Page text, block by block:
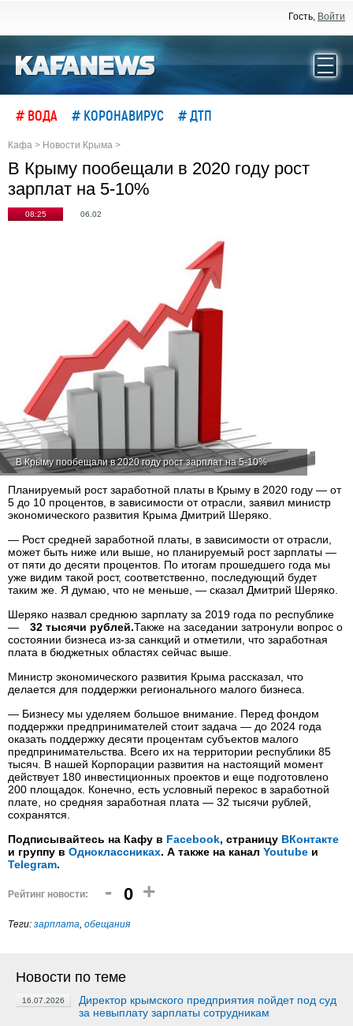
Гость, Войти
# ВОДА # КОРОНАВИРУС # ДТП
Кафа > Новости Крыма >
В Крыму пообещали в 2020 году рост
зарплат на 5-10%
08:25 06.02
В Крыму пообещали в 2020 году рост зарплат на 5-10%
Планируемый рост заработной платы в Крыму в 2020 году — от
5 до 10 процентов, в зависимости от отрасли, заявил министр
экономического развития Крыма Дмитрий Шеряко.
— Рост средней заработной платы, в зависимости от отрасли,
может быть ниже или выше, но планируемый рост зарплаты —
от пяти до десяти процентов. По итогам прошедшего года мы
уже видим такой рост, соответственно, последующий будет
таким же. Я думаю, что не меньше, — сказал Дмитрий Шеряко.
Шеряко назвал среднюю зарплату за 2019 года по республике
—
32 тысячи рублей.Также на заседании затронули вопрос о
состоянии бизнеса из-за санкций и отметили, что заработная
плата в бюджетных областях сейчас выше.
Министр экономического развития Крыма рассказал, что
делается для поддержки регионального малого бизнеса.
— Бизнесу мы уделяем большое внимание. Перед фондом
поддержки предпринимателей стоит задача — до 2024 года
оказать поддержку десяти процентам субъектов малого
предпринимательства. Всего их на территории республики 85
тысяч. В нашей Корпорации развития на настоящий момент
действует 180 инвестиционных проектов и еще подготовлено
200 площадок. Конечно, есть условный перекос в заработной
плате, но средняя заработная плата — 32 тысячи рублей,
сохранятся.
Подписывайтесь на Кафу в Facebook, страницу ВКонтакте
и группу в Одноклассниках. А также на канал Youtube и
Telegram.
Рейтинг новости: - 0 +
Теги: зарплата, обещания
Новости по теме
16.07.2026
Директор крымского предприятия пойдет под суд
за невыплату зарплаты сотрудникам